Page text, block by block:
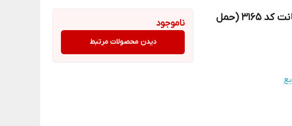
ماهی تابه کف لیزری استیل عرشیا ۲۴ سانت کد ۳۱۶۵ (حمل
ناموجود
دیدن محصولات مرتبط